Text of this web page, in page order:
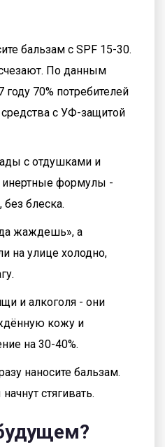
бальзам с SPF 15-30.
По данным
70% потребителей
с УФ-защитой
с отдушками и
инертные формулы -
без блеска.
жаждешь», а
на улице холодно,
и алкоголя - они
кожу и
на 30-40%.
наносите бальзам.
стягивать.